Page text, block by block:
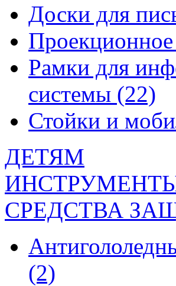
Доски для
Рамки для
системы (22)
Стойки и
ДЕТЯМ
СРЕДСТВА
(2)